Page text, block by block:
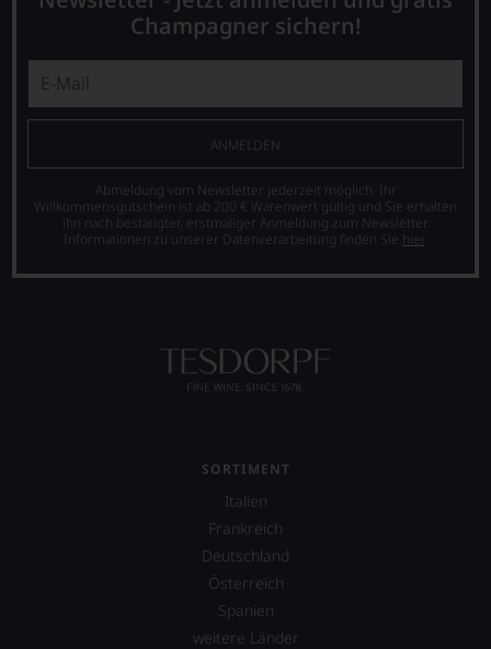
Champagner sichern!
ANMELDEN
Abmeldung vom Newsletter jederzeit möglich. Ihr
Willkommensgutschein ist ab 200 € Warenwert gültig und Sie erhalten
ihn nach bestätigter, erstmaliger Anmeldung zum Newsletter.
Informationen zu unserer Datenverarbeitung finden Sie hier.
SORTIMENT
Italien
Frankreich
Deutschland
Österreich
Spanien
weitere Länder